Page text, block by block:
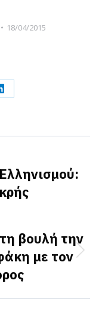
18/04/2015
βουλή την
με τον